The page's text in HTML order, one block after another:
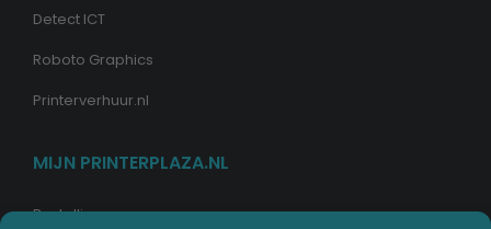
Detect ICT
Roboto Graphics
Printerverhuur.nl
MIJN PRINTERPLAZA.NL
Bestellingen